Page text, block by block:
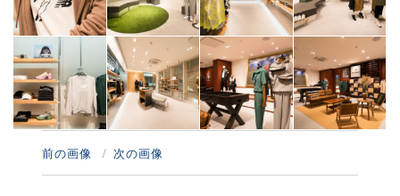
前の画像 次の画像